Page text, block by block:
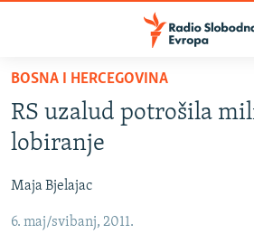
Pređite
glavni
sadržaj
na
navigaciju
BOSNA I HERCEGOVINA
KOSOVO
CRNA GORA
BOSNA I HERCEGOVINA
RS uzalud potrošila
lobiranje
Maja Bjelajac
6. maj/svibanj, 2011.